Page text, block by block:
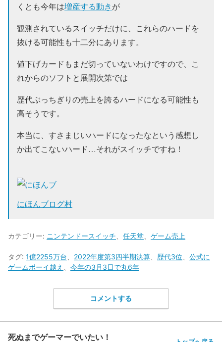
くとも今年は増産する動きが
観測されているスイッチだけに、これらのハードを
抜ける可能性も十二分にあります。
値下げカードもまだ切っていないわけですので、こ
れからのソフトと展開次第では
歴代ぶっちぎりの売上を誇るハードになる可能性も
高そうです。
本当に、すさまじいハードになったなという感想し
か出てこないハード…それがスイッチですね！
にほんブログ村
カテゴリー: ニンテンドースイッチ 任天堂 ゲーム売上
タグ: 1億2255万台 2022年度第3四半期決算 歴代3位
公式に
ゲームボーイ越え
今年の3月3日で丸6年
コメントする
死ぬまでゲーマーでいたい！